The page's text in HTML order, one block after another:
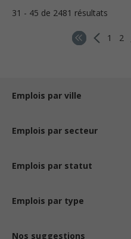
31 - 45 de 2481 résultats
1 2
Emplois par ville
Emplois par secteur
Emplois par statut
Emplois par type
Nos suggestions